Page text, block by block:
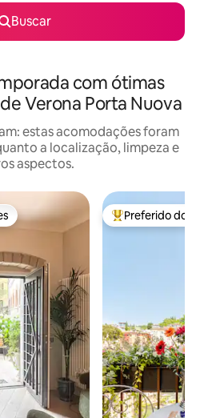
Buscar
com ótimas
Verona Porta Nuova
estas acomodações foram
a localização, limpeza e
aspectos.
dos hóspedes Entre os
Preferido dos